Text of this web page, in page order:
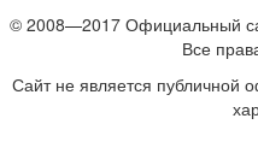
© 2008—2017 Официальный
Все
Сайт не является публичной